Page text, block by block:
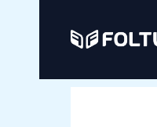
contenido